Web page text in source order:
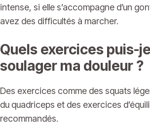
intense, si elle s’accompagne d’un
avez des difficultés à marcher.
Quels exercices puis-
soulager ma douleur ?
Des exercices comme des squats
du quadriceps et des exercices
recommandés.